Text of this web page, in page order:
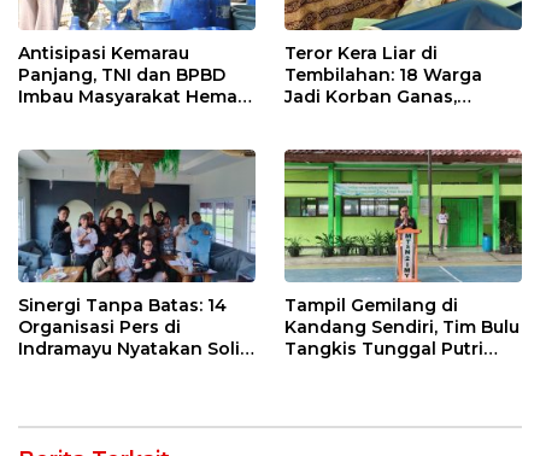
Antisipasi Kemarau
Panjang, TNI dan BPBD
Imbau Masyarakat Hemat
Teror Kera Liar di
Tembilahan: 18 Warga
Jadi Korban Ganas,
Sinergi Tanpa Batas: 14
Organisasi Pers di
Indramayu Nyatakan Solid
Tampil Gemilang di
Kandang Sendiri, Tim Bulu
Tangkis Tunggal Putri